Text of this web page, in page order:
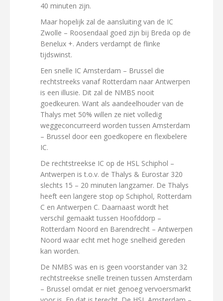
40 minuten zijn.
Maar hopelijk zal de aansluiting van de IC
Zwolle – Roosendaal goed zijn bij Breda op de
Benelux +. Anders verdampt de flinke
tijdswinst.
Een snelle IC Amsterdam – Brussel die
rechtstreeks vanaf Rotterdam naar Antwerpen
is een illusie. Dit zal de NMBS nooit
goedkeuren. Want als aandeelhouder van de
Thalys met 50% willen ze niet volledig
weggeconcurreerd worden tussen Amsterdam
– Brussel door een goedkopere en flexibelere
IC.
De rechtstreekse IC op de HSL Schiphol –
Antwerpen is t.o.v. de Thalys & Eurostar 320
slechts 15 – 20 minuten langzamer. De Thalys
heeft een langere stop op Schiphol, Rotterdam
C en Antwerpen C. Daarnaast wordt het
verschil gemaakt tussen Hoofddorp –
Rotterdam Noord en Barendrecht – Antwerpen
Noord waar echt met hoge snelheid gereden
kan worden.
De NMBS was en is geen voorstander van 32
rechtstreekse snelle treinen tussen Amsterdam
– Brussel omdat er niet genoeg vervoersmarkt